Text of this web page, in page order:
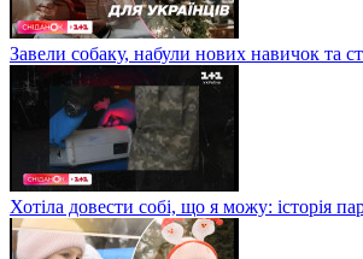
Завели собаку, набули нових навичок та
Хотіла довести собі, що я можу: історія